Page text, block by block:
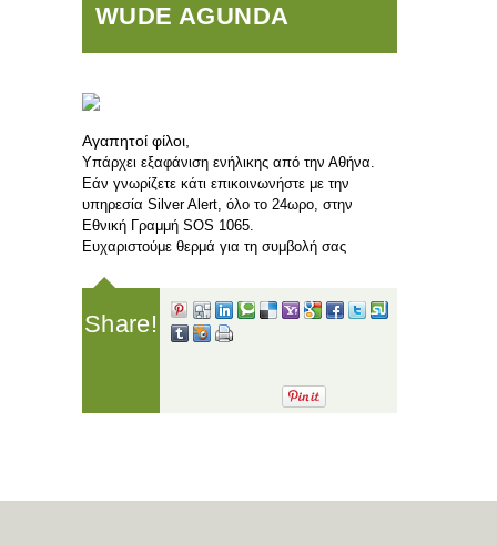
WUDE AGUNDA
Aγαπητοί φίλοι,
Υπάρχει εξαφάνιση ενήλικης από την Αθήνα.
Εάν γνωρίζετε κάτι επικοινωνήστε με την
υπηρεσία Silver Alert, όλο το 24ωρο, στην
Εθνική Γραμμή SOS 1065.
Ευχαριστούμε θερμά για τη συμβολή σας
Share!